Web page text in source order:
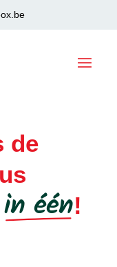
de
in één!